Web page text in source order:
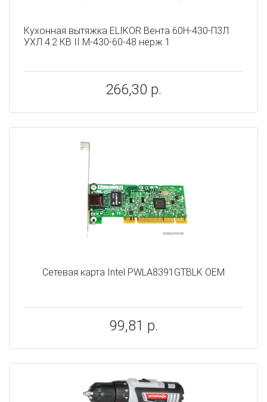
Кухонная вытяжка ELIKOR Вента 60Н-430-П3Л
УХЛ 4.2 КВ II М-430-60-48 нерж 1
266,30 р.
Сетевая карта Intel PWLA8391GTBLK OEM
99,81 р.